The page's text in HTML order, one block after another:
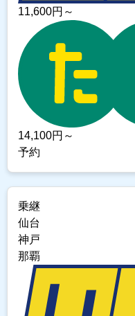
11,600円～
14,100円～
予約
乗継
仙台
神戸
那覇